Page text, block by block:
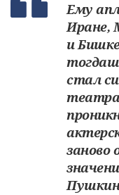
Ему
Иране,
и
стал
заново